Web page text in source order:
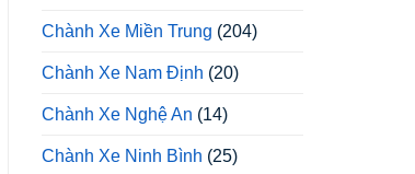
Chành Xe Miền Trung (204)
Chành Xe Nam Định (20)
Chành Xe Nghệ An (14)
Chành Xe Ninh Bình (25)